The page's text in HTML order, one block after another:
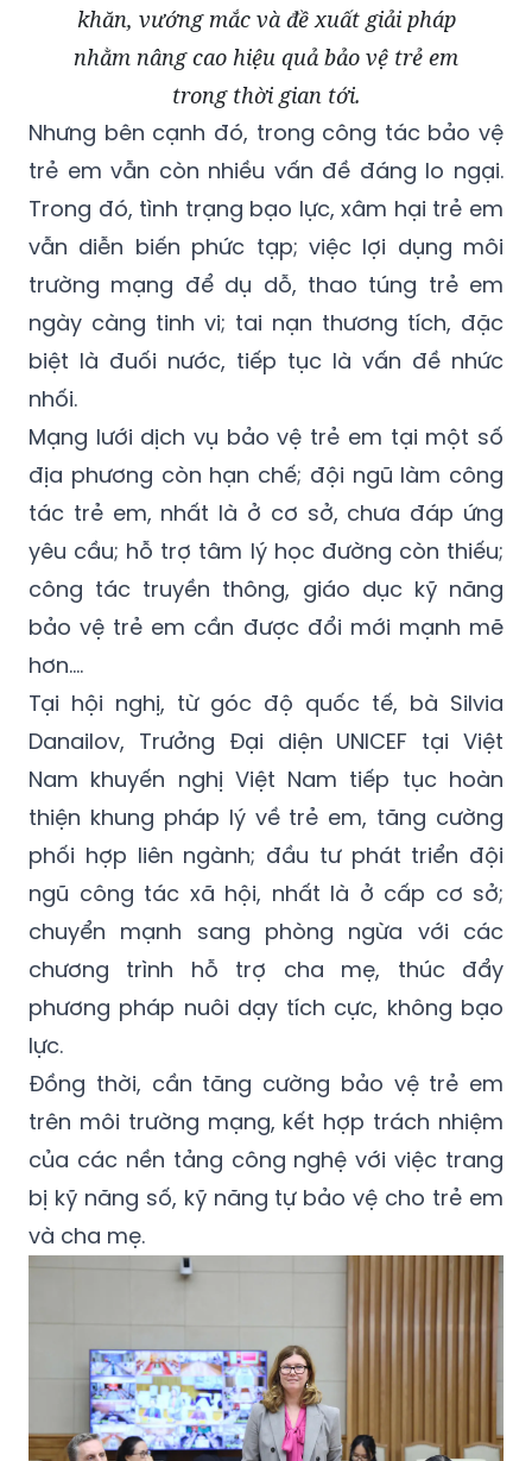
khăn, vướng mắc và đề xuất giải pháp
nhằm nâng cao hiệu quả bảo vệ trẻ em
trong thời gian tới.
Nhưng bên cạnh đó, trong công tác bảo vệ
trẻ em vẫn còn nhiều vấn đề đáng lo ngại.
Trong đó, tình trạng bạo lực, xâm hại trẻ em
vẫn diễn biến phức tạp; việc lợi dụng môi
trường mạng để dụ dỗ, thao túng trẻ em
ngày càng tinh vi; tai nạn thương tích, đặc
biệt là đuối nước, tiếp tục là vấn đề nhức
nhối.
Mạng lưới dịch vụ bảo vệ trẻ em tại một số
địa phương còn hạn chế; đội ngũ làm công
tác trẻ em, nhất là ở cơ sở, chưa đáp ứng
yêu cầu; hỗ trợ tâm lý học đường còn thiếu;
công tác truyền thông, giáo dục kỹ năng
bảo vệ trẻ em cần được đổi mới mạnh mẽ
hơn….
Tại hội nghị, từ góc độ quốc tế, bà Silvia
Danailov, Trưởng Đại diện UNICEF tại Việt
Nam khuyến nghị Việt Nam tiếp tục hoàn
thiện khung pháp lý về trẻ em, tăng cường
phối hợp liên ngành; đầu tư phát triển đội
ngũ công tác xã hội, nhất là ở cấp cơ sở;
chuyển mạnh sang phòng ngừa với các
chương trình hỗ trợ cha mẹ, thúc đẩy
phương pháp nuôi dạy tích cực, không bạo
lực.
Đồng thời, cần tăng cường bảo vệ trẻ em
trên môi trường mạng, kết hợp trách nhiệm
của các nền tảng công nghệ với việc trang
bị kỹ năng số, kỹ năng tự bảo vệ cho trẻ em
và cha mẹ.